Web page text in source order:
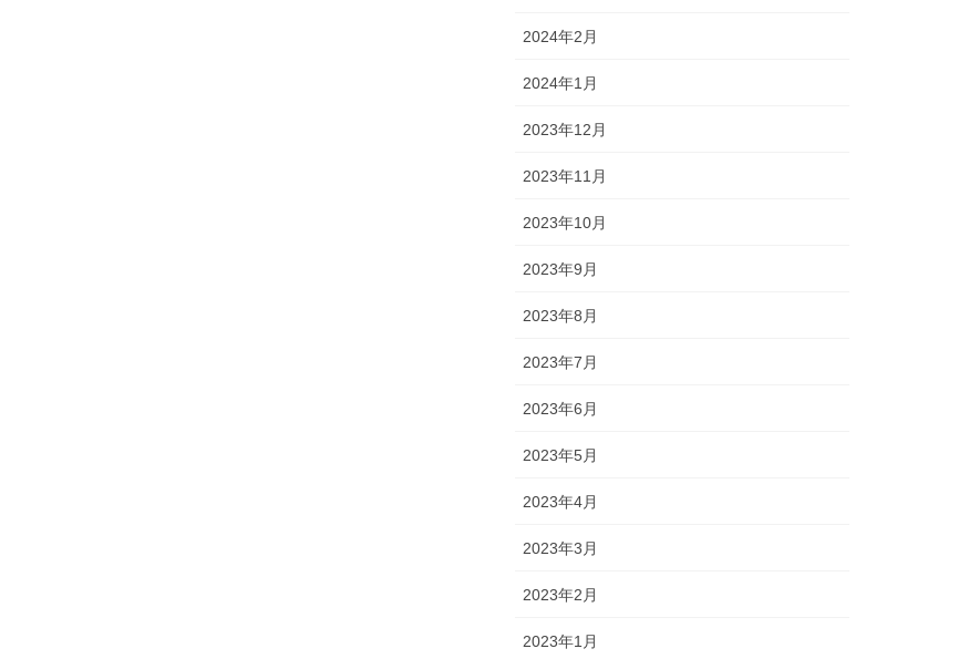
2024年2月
2024年1月
2023年12月
2023年11月
2023年10月
2023年9月
2023年8月
2023年7月
2023年6月
2023年5月
2023年4月
2023年3月
2023年2月
2023年1月